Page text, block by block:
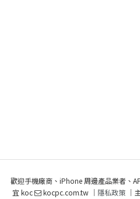
歡迎手機廠商、iPhone 周邊產品業者、
宜 koc
kocpc.com.tw ｜ 隱私政策｜